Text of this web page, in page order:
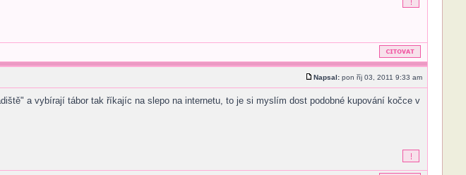
Napsal:pon říj 03, 2011 9:33 am
a vybírají tábor tak říkajíc na slepo na internetu, to je si myslím dost podobné kupování kočce v